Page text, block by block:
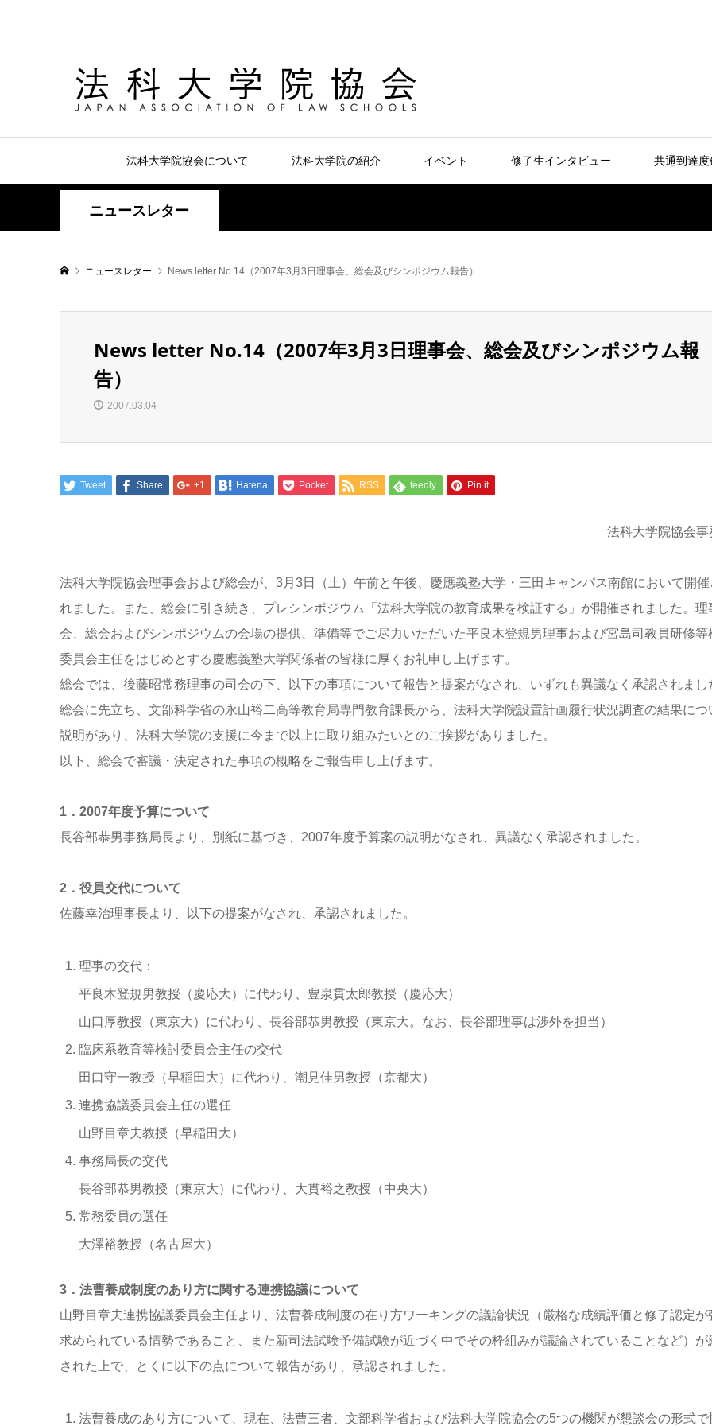
法科大学院協会について 法科大学院の紹介 イベント 修了生インタビュー 共通到達
ニュースレター
ニュースレター News letter No.14（2007年3月3日理事会、総会及びシンポジウム報告）
News letter No.14（2007年3月3日理事会、総会及びシンポジウム報
告）
2007.03.04
Tweet Share +1 Hatena Pocket RSS feedly Pin it
法科大学院協会事
法科大学院協会理事会および総会が、3月3日（土）午前と午後、慶應義塾大学・三田キャンパス南館において開催
れました。また、総会に引き続き、プレシンポジウム「法科大学院の教育成果を検証する」が開催されました。理
会、総会およびシンポジウムの会場の提供、準備等でご尽力いただいた平良木登規男理事および宮島司教員研修等
委員会主任をはじめとする慶應義塾大学関係者の皆様に厚くお礼申し上げます。
総会では、後藤昭常務理事の司会の下、以下の事項について報告と提案がなされ、いずれも異議なく承認されまし
総会に先立ち、文部科学省の永山裕二高等教育局専門教育課長から、法科大学院設置計画履行状況調査の結果につ
説明があり、法科大学院の支援に今まで以上に取り組みたいとのご挨拶がありました。
以下、総会で審議・決定された事項の概略をご報告申し上げます。
1．2007年度予算について
長谷部恭男事務局長より、別紙に基づき、2007年度予算案の説明がなされ、異議なく承認されました。
2．役員交代について
佐藤幸治理事長より、以下の提案がなされ、承認されました。
理事の交代：
平良木登規男教授（慶応大）に代わり、豊泉貫太郎教授（慶応大）
山口厚教授（東京大）に代わり、長谷部恭男教授（東京大。なお、長谷部理事は渉外を担当）
臨床系教育等検討委員会主任の交代
田口守一教授（早稲田大）に代わり、潮見佳男教授（京都大）
連携協議委員会主任の選任
山野目章夫教授（早稲田大）
事務局長の交代
長谷部恭男教授（東京大）に代わり、大貫裕之教授（中央大）
常務委員の選任
大澤裕教授（名古屋大）
3．法曹養成制度のあり方に関する連携協議について
山野目章夫連携協議委員会主任より、法曹養成制度の在り方ワーキングの議論状況（厳格な成績評価と修了認定が
求められている情勢であること、また新司法試験予備試験が近づく中でその枠組みが議論されていることなど）が
された上で、とくに以下の点について報告があり、承認されました。
法曹養成のあり方について、現在、法曹三者、文部科学省および法科大学院協会の5つの機関が懇談会の形式で